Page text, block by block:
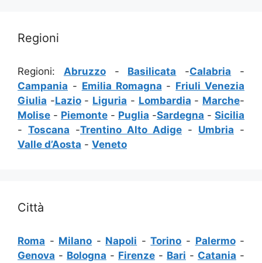
Regioni
Regioni: Abruzzo- Basilicata -Calabria -
Campania - Emilia Romagna - Friuli Venezia
Giulia -Lazio- Liguria - Lombardia - Marche-
Molise - Piemonte - Puglia -Sardegna - Sicilia
- Toscana -Trentino Alto Adige - Umbria -
Valle d’Aosta - Veneto
Città
Roma - Milano - Napoli -Torino - Palermo-
Genova - Bologna - Firenze - Bari - Catania -